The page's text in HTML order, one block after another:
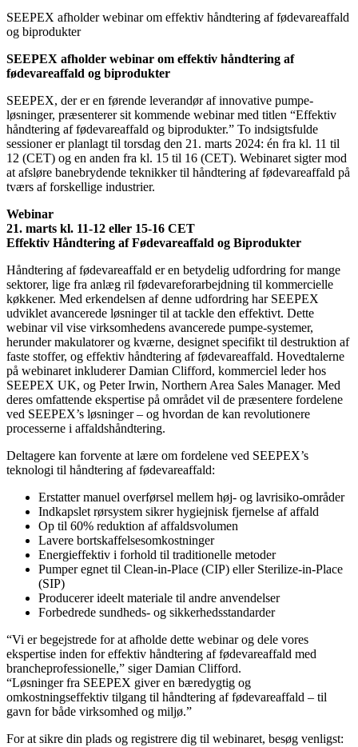
SEEPEX afholder webinar om effektiv håndtering af fødevareaffald
og biprodukter
SEEPEX afholder webinar om effektiv håndtering af
fødevareaffald og biprodukter
SEEPEX, der er en førende leverandør af innovative pumpe-
løsninger, præsenterer sit kommende webinar med titlen “Effektiv
håndtering af fødevareaffald og biprodukter.” To indsigtsfulde
sessioner er planlagt til torsdag den 21. marts 2024: én fra kl. 11 til
12 (CET) og en anden fra kl. 15 til 16 (CET). Webinaret sigter mod
at afsløre banebrydende teknikker til håndtering af fødevareaffald på
tværs af forskellige industrier.
Webinar
21. marts kl. 11-12 eller 15-16 CET
Effektiv Håndtering af Fødevareaffald og Biprodukter
Håndtering af fødevareaffald er en betydelig udfordring for mange
sektorer, lige fra anlæg ril fødevareforarbejdning til kommercielle
køkkener. Med erkendelsen af denne udfordring har SEEPEX
udviklet avancerede løsninger til at tackle den effektivt. Dette
webinar vil vise virksomhedens avancerede pumpe-systemer,
herunder makulatorer og kværne, designet specifikt til destruktion af
faste stoffer, og effektiv håndtering af fødevareaffald. Hovedtalerne
på webinaret inkluderer Damian Clifford, kommerciel leder hos
SEEPEX UK, og Peter Irwin, Northern Area Sales Manager. Med
deres omfattende ekspertise på området vil de præsentere fordelene
ved SEEPEX’s løsninger – og hvordan de kan revolutionere
processerne i affaldshåndtering.
Deltagere kan forvente at lære om fordelene ved SEEPEX’s
teknologi til håndtering af fødevareaffald:
Erstatter manuel overførsel mellem høj- og lavrisiko-områder
Indkapslet rørsystem sikrer hygiejnisk fjernelse af affald
Op til 60% reduktion af affaldsvolumen
Lavere bortskaffelsesomkostninger
Energieffektiv i forhold til traditionelle metoder
Pumper egnet til Clean-in-Place (CIP) eller Sterilize-in-Place
(SIP)
Producerer ideelt materiale til andre anvendelser
Forbedrede sundheds- og sikkerhedsstandarder
“Vi er begejstrede for at afholde dette webinar og dele vores
ekspertise inden for effektiv håndtering af fødevareaffald med
brancheprofessionelle,” siger Damian Clifford.
“Løsninger fra SEEPEX giver en bæredygtig og
omkostningseffektiv tilgang til håndtering af fødevareaffald – til
gavn for både virksomhed og miljø.”
For at sikre din plads og registrere dig til webinaret, besøg venligst: